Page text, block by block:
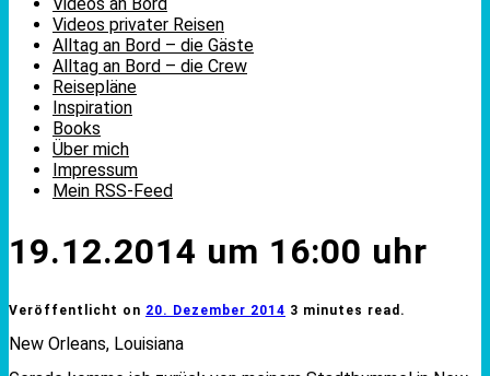
Videos privater Reisen
Alltag an Bord – die Gäste
Alltag an Bord – die Crew
Reisepläne
Inspiration
Books
Über mich
Impressum
Mein RSS-Feed
19.12.2014 um 16:00 uhr
Veröffentlicht on 20. Dezember 2014 3 minutes read.
New Orleans, Louisiana